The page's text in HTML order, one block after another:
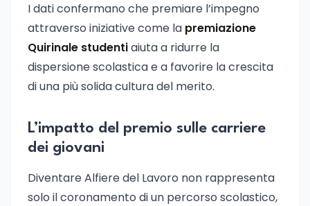
I dati confermano che premiare l’impegno
attraverso iniziative come la premiazione
Quirinale studentiaiuta a ridurre la
dispersione scolastica e a favorire la crescita
di una più solida cultura del merito.
L’impatto del premio sulle carriere
dei giovani
Diventare Alfiere del Lavoro non rappresenta
solo il coronamento di un percorso scolastico,